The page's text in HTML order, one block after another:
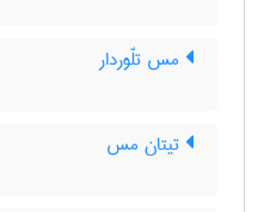
مس تلّوردار
تیتان مس